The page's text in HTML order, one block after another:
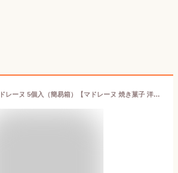
寿太郎みかんマドレーヌ 5個入（簡易箱）【マドレーヌ 焼き菓子 洋菓子 スイーツ お菓子 蜜柑】【ギフト プチギフト プレゼント 贈り物 お土産 土産 おみやげ 手土産 母の日 父の日 敬老の日 お中元 お歳暮】【雅心苑】